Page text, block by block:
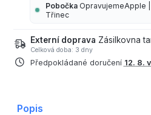
Pobočka OpravujemeApple
Třinec
Externí doprava Zásilkovna
Celková doba: 3 dny
Předpokládané doručení 12. 8.
Popis